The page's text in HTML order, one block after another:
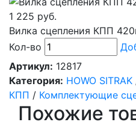
1 225 руб.
Вилка сцепления КПП
Кол-во
Артикул: 12817
Категория: HOWO SITRAK
КПП / Комплектующие
Похожие